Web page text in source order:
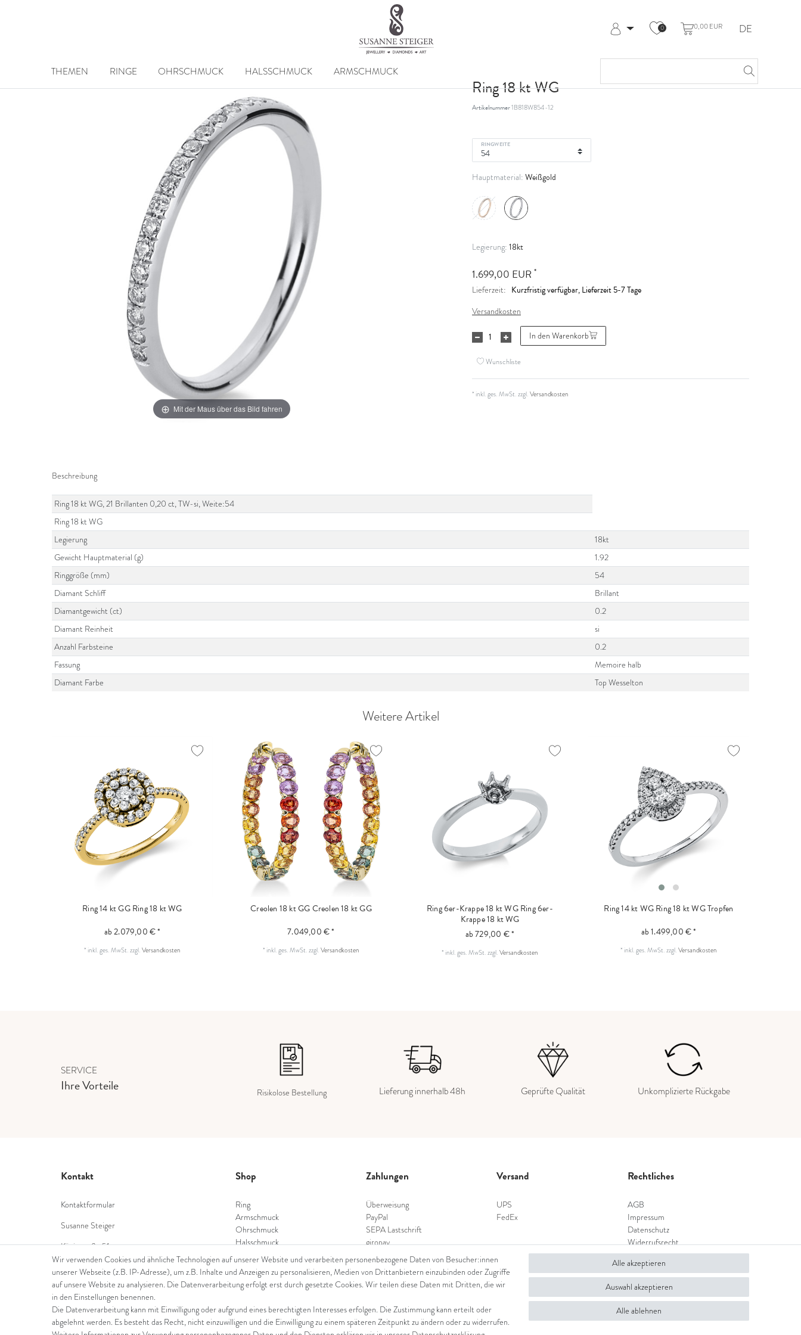
Registrieren
Hilfe & Kontakt
0 0,00 EUR DE
THEMEN RINGE OHRSCHMUCK HALSSCHMUCK ARMSCHMUCK
Mit der Maus über das Bild fahren
Ring 18 kt WG
Artikelnummer1B818W854-12
RINGWEITE
Hauptmaterial: Weißgold
Legierung: 18kt
1.699,00 EUR *
Lieferzeit: Kurzfristig verfügbar, Lieferzeit 5-7 Tage
Versandkosten
In den Warenkorb
Wunschliste
* inkl. ges. MwSt. zzgl.Versandkosten
Beschreibung
Ring 18 kt WG, 21 Brillanten 0,20 ct, TW-si, Weite:54
Ring 18 kt WG
Legierung
18kt
Gewicht Hauptmaterial (g)
1.92
Ringgröße (mm)
54
Diamant Schliff
Brillant
Diamantgewicht (ct)
0.2
Diamant Reinheit
si
Anzahl Farbsteine
0.2
Fassung
Memoire halb
Diamant Farbe
Top Wesselton
Weitere Artikel
Ring 14 kt GGRing 18 kt WG
ab 2.079,00 € *
* inkl. ges. MwSt.zzgl.Versandkosten
Creolen 18 kt GGCreolen 18 kt GG
7.049,00 € *
* inkl. ges. MwSt.zzgl.Versandkosten
Ring 6er-Krappe 18 kt WGRing 6er-
Krappe 18 kt WG
ab 729,00 € *
* inkl. ges. MwSt.zzgl.Versandkosten
Ring 14 kt WGRing 18 kt WG Tropfen
ab 1.499,00 € *
* inkl. ges. MwSt.zzgl.Versandkosten
SERVICE
Ihre Vorteile Risikolose Bestellung Lieferung innerhalb 48h Geprüfte Qualität Unkomplizierte Rückgabe
Kontakt
Kontaktformular
Susanne Steiger
Königstraße 51
53332 Bornheim
Tel.: 022229397468
E-Mail: info@steiger-gold.com
Shop
Ring
Armschmuck
Ohrschmuck
Halsschmuck
Diamantschmuck
Farbsteinschmuck
Perlenschmuck
Zahlungen
Überweisung
PayPal
SEPA Lastschrift
giropay
Kreditkarte
Versand
UPS
FedEx
Rechtliches
AGB
Impressum
Datenschutz
Widerrufsrecht
Widerrufsformular
Wir verwenden Cookies und ähnliche Technologien auf unserer Website und verarbeiten personenbezogene Daten von Besucher:innen
unserer Webseite (z.B. IP-Adresse), um z.B. Inhalte und Anzeigen zu personalisieren, Medien von Drittanbietern einzubinden oder Zugriffe
auf unsere Website zu analysieren. Die Datenverarbeitung erfolgt erst durch gesetzte Cookies. Wir teilen diese Daten mit Dritten, die wir
in den Einstellungen benennen.
Die Datenverarbeitung kann mit Einwilligung oder aufgrund eines berechtigten Interesses erfolgen. Die Zustimmung kann erteilt oder
abgelehnt werden. Es besteht das Recht, nicht einzuwilligen und die Einwilligung zu einem späteren Zeitpunkt zu ändern oder zu widerrufen.
Alle akzeptieren
Auswahl akzeptieren
Alle ablehnen